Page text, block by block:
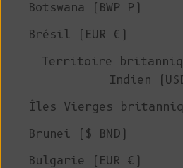
Botswana (BWP P)
Brésil (EUR €)
Territoire
Indien
Îles Vierges
Brunei ($ BND)
Bulgarie (EUR €)